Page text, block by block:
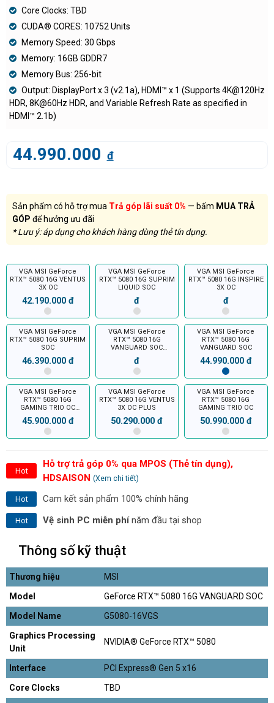
Core Clocks: TBD
CUDA® CORES: 10752 Units
Memory Speed: 30 Gbps
Memory: 16GB GDDR7
Memory Bus: 256-bit
Output: DisplayPort x 3 (v2.1a), HDMI™ x 1 (Supports 4K@120Hz
HDR, 8K@60Hz HDR, and Variable Refresh Rate as specified in
HDMI™ 2.1b)
44.990.000 đ
Sản phẩm có hỗ trợ mua Trả góp lãi suất 0% — bấm MUA TRẢ
GÓP để hưởng ưu đãi
* Lưu ý: áp dụng cho khách hàng dùng thẻ tín dụng.
VGA MSI GeForce
RTX™ 5080 16G VENTUS
3X OC
42.190.000 đ
VGA MSI GeForce
RTX™ 5080 16G SUPRIM
LIQUID SOC
đ
VGA MSI GeForce
RTX™ 5080 16G INSPIRE
3X OC
đ
VGA MSI GeForce
RTX™ 5080 16G SUPRIM
SOC
46.390.000 đ
VGA MSI GeForce
RTX™ 5080 16G
VANGUARD SOC
LAUNCH EDITION
đ
VGA MSI GeForce
RTX™ 5080 16G
VANGUARD SOC
44.990.000 đ
VGA MSI GeForce
RTX™ 5080 16G
GAMING TRIO OC
WHITE
45.900.000 đ
VGA MSI GeForce
RTX™ 5080 16G VENTUS
3X OC PLUS
50.290.000 đ
VGA MSI GeForce
RTX™ 5080 16G
GAMING TRIO OC
50.990.000 đ
Hot
Hỗ trợ trả góp 0% qua MPOS (Thẻ tín dụng),
HDSAISON (Xem chi tiết)
Hot Cam kết sản phẩm 100% chính hãng
Hot Vệ sinh PC miễn phínăm đầu tại shop
Thông số kỹ thuật
Thương hiệu
MSI
Model
GeForce RTX™ 5080 16G VANGUARD SOC
Model Name
G5080-16VGS
Graphics Processing
Unit
NVIDIA® GeForce RTX™ 5080
Interface
PCI Express® Gen 5 x16
Core Clocks
TBD